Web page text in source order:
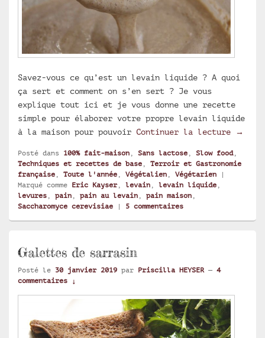
Savez-vous ce qu’est un levain liquide ? A quoi
ça sert et comment on s’en sert ? Je vous
explique tout ici et je vous donne une recette
simple pour élaborer votre propre levain liquide
à la maison pour pouvoir Continuer la lecture →
Posté dans 100% fait-maison , Sans lactose , Slow food,
Techniques et recettes de base , Terroir et Gastronomie
française , Toute l'année , Végétalien , Végétarien
|
Marqué comme Eric Kayser, levain , levain liquide ,
levures , pain , pain au levain , pain maison ,
Saccharomyce cerevisiae
| 5 commentaires
Galettes de sarrasin
Posté le 30 janvier 2019 par Priscilla HEYSER — 4
commentaires ↓